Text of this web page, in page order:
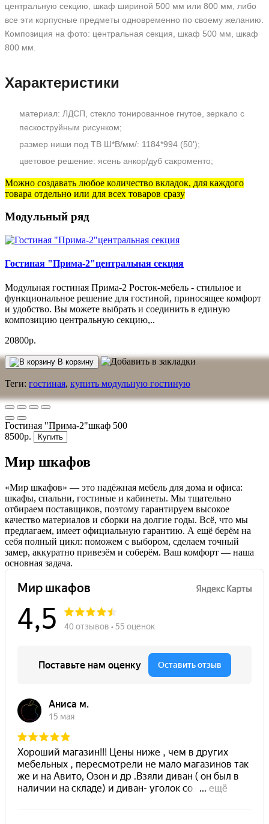
центральную секцию, шкаф шириной 500 мм или 800 мм, либо
все эти корпусные предметы одновременно по своему желанию.
Композиция на фото: центральная секция, шкаф 500 мм, шкаф
800 мм.
Характеристики
материал: ЛДСП, стекло тонированное гнутое, зеркало с
пескоструйным рисунком;
размер ниши под ТВ Ш*В/мм/: 1184*994 (50');
цветовое решение: ясень анкор/дуб сакроменто;
Можно создавать любое количество вкладок, для каждого
товара отдельно или для всех товаров сразу
Модульный ряд
Гостиная "Прима-2"центральная секция
Модульная гостиная Прима-2 Росток-мебель - стильное и
функциональное решение для гостиной, приносящее комфорт
и удобство. Вы можете выбрать и соединить в единую
композицию центральную секцию,..
20800р.
В корзину
Теги: гостиная, купить модульную гостиную
Гостиная "Прима-2"шкаф 500
8500р.
Купить
Мир шкафов
«Мир шкафов» — это надёжная мебель для дома и офиса:
шкафы, спальни, гостиные и кабинеты. Мы тщательно
отбираем поставщиков, поэтому гарантируем высокое
качество материалов и сборки на долгие годы. Всё, что мы
предлагаем, имеет официальную гарантию. А ещё берём на
себя полный цикл: поможем с выбором, сделаем точный
замер, аккуратно привезём и соберём. Ваш комфорт — наша
основная задача.